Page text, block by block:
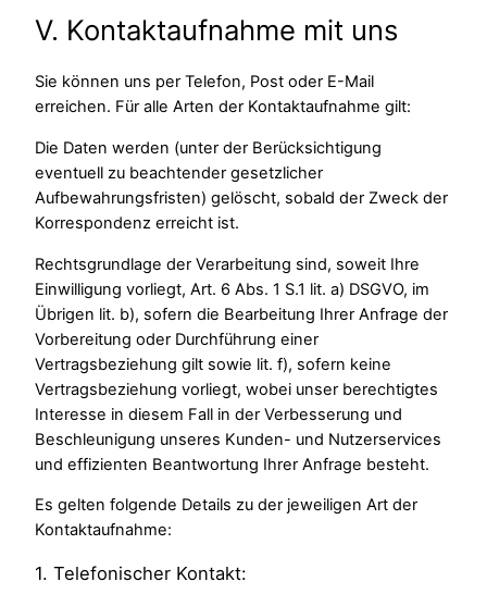
V. Kontaktaufnahme mit uns
Sie können uns per Telefon, Post oder E-Mail
erreichen. Für alle Arten der Kontaktaufnahme gilt:
Die Daten werden (unter der Berücksichtigung
eventuell zu beachtender gesetzlicher
Aufbewahrungsfristen) gelöscht, sobald der Zweck der
Korrespondenz erreicht ist.
Rechtsgrundlage der Verarbeitung sind, soweit Ihre
Einwilligung vorliegt, Art. 6 Abs. 1 S.1 lit. a) DSGVO, im
Übrigen lit. b), sofern die Bearbeitung Ihrer Anfrage der
Vorbereitung oder Durchführung einer
Vertragsbeziehung gilt sowie lit. f), sofern keine
Vertragsbeziehung vorliegt, wobei unser berechtigtes
Interesse in diesem Fall in der Verbesserung und
Beschleunigung unseres Kunden- und Nutzerservices
und effizienten Beantwortung Ihrer Anfrage besteht.
Es gelten folgende Details zu der jeweiligen Art der
Kontaktaufnahme:
1. Telefonischer Kontakt: